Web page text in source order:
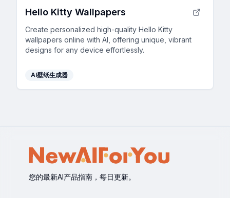
Hello Kitty Wallpapers
Create personalized high-quality Hello Kitty
wallpapers online with AI, offering unique, vibrant
designs for any device effortlessly.
AI壁纸生成器
您的最新AI产品指南，每日更新。